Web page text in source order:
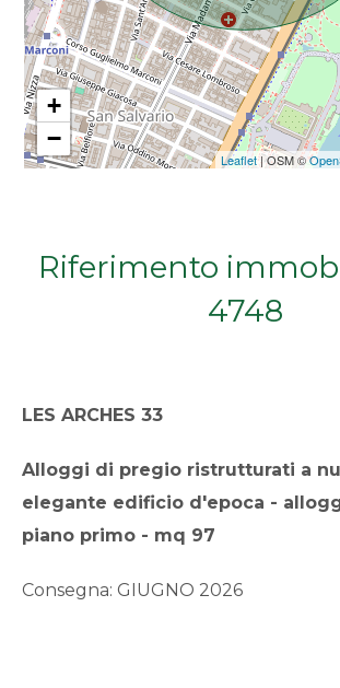
+
−
Leaflet| OSM ©
Riferimento
4748
LES ARCHES 33
Alloggi di pregio ristrutturati a
elegante edificio d'epoca -
piano primo - mq 97
Consegna: GIUGNO 2026
Locali
minimi
Qualsiasi
2
4
5
5+